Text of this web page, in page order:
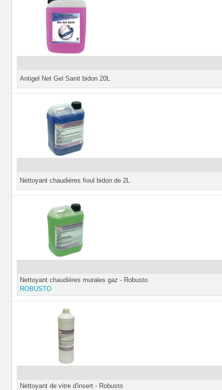
Antigel Net Gel Sanit bidon 20L
Nettoyant chaudières fioul bidon de 2L
Nettoyant chaudières murales gaz - Robusto
ROBUSTO
Nettoyant de vitre d'insert - Robusto